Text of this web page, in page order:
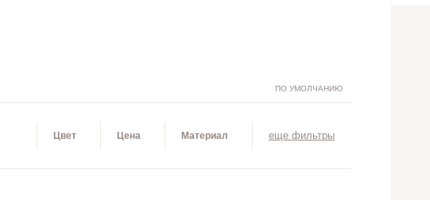
ПО УМОЛЧАНИЮ
Цвет Цена Материал еще фильтры